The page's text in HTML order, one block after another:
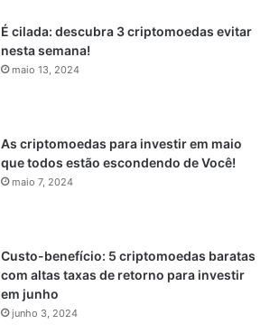
É cilada: descubra 3 criptomoedas evitar
nesta semana!
maio 13, 2024
As criptomoedas para investir em maio
que todos estão escondendo de Você!
maio 7, 2024
Custo-benefício: 5 criptomoedas baratas
com altas taxas de retorno para investir
em junho
junho 3, 2024